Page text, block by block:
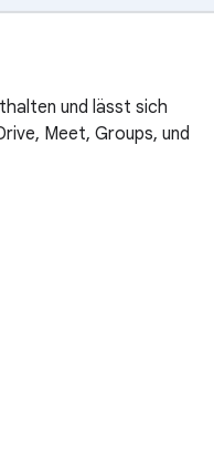
und lässt sich
Meet, Groups, und